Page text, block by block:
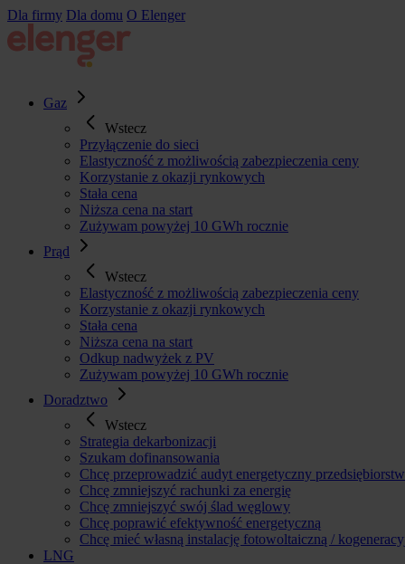
Przejdź
do
treści
Dla firmy Dla domu O Elenger
Gaz
Wstecz
Przyłączenie do sieci
Elastyczność z możliwością zabezpieczenia ceny
Korzystanie z okazji rynkowych
Stała cena
Niższa cena na start
Zużywam powyżej 10 GWh rocznie
Prąd
Wstecz
Elastyczność z możliwością zabezpieczenia ceny
Korzystanie z okazji rynkowych
Stała cena
Niższa cena na start
Odkup nadwyżek z PV
Zużywam powyżej 10 GWh rocznie
Doradztwo
Wstecz
Strategia dekarbonizacji
Szukam dofinansowania
Chcę przeprowadzić audyt energetyczny
Chcę zmniejszyć rachunki za energię
Chcę zmniejszyć swój ślad węglowy
Chcę poprawić efektywność energetyczną
Chcę mieć własną instalację fotowoltaiczną /
LNG